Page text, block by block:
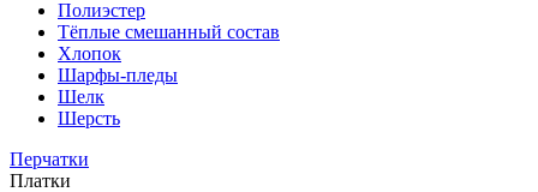
Полиэстер
Тёплые смешанный состав
Хлопок
Шарфы-пледы
Шелк
Шерсть
Перчатки
Платки